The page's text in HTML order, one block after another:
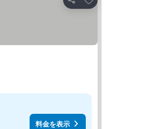
シェア
料金を表示